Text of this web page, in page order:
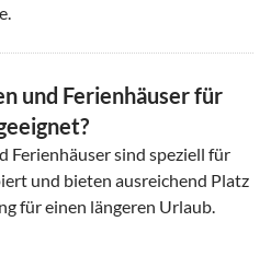
und Ferienhäuser für
Ferienhäuser sind speziell für
und bieten ausreichend Platz
für einen längeren Urlaub.